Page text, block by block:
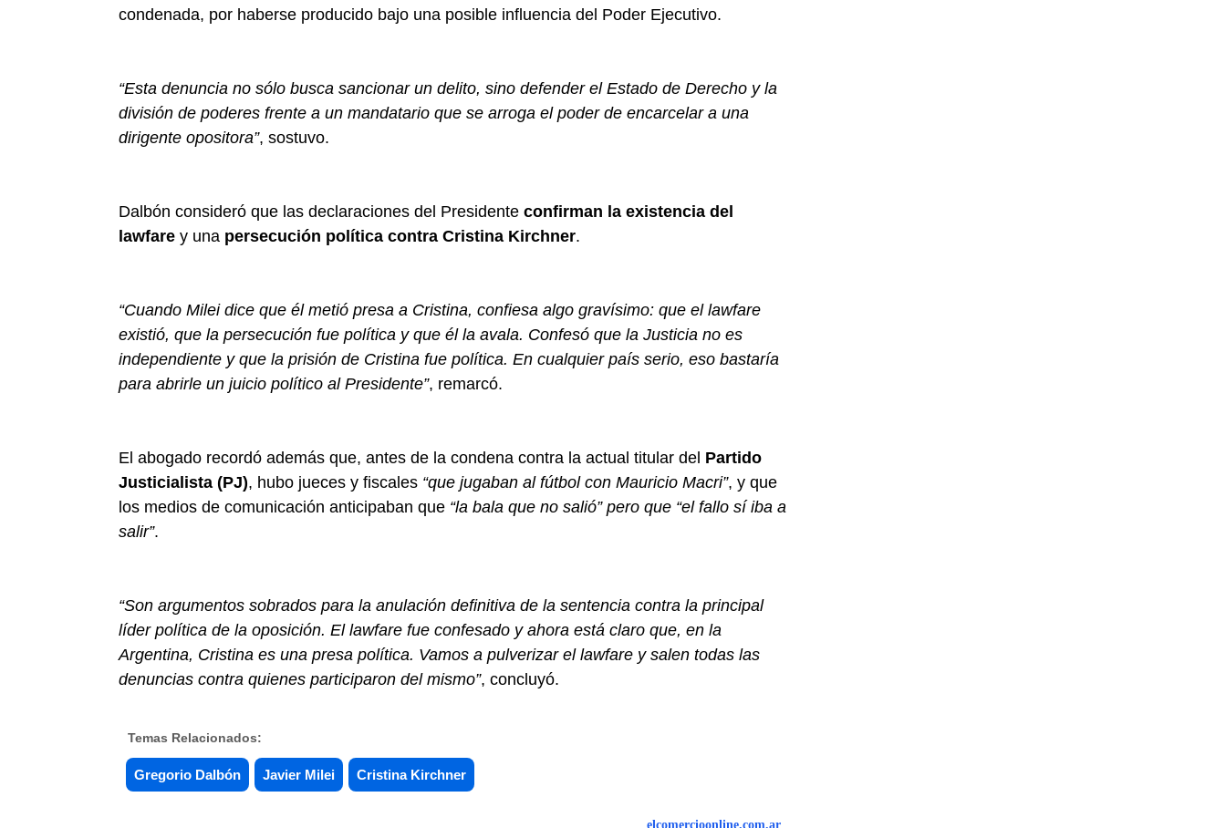
condenada, por haberse producido bajo una posible influencia del Poder Ejecutivo.
“Esta denuncia no sólo busca sancionar un delito, sino defender el Estado de Derecho y la
división de poderes frente a un mandatario que se arroga el poder de encarcelar a una
dirigente opositora”, sostuvo.
Dalbón consideró que las declaraciones del Presidente confirman la existencia del
lawfare y una persecución política contra Cristina Kirchner.
“Cuando Milei dice que él metió presa a Cristina, confiesa algo gravísimo: que el lawfare
existió, que la persecución fue política y que él la avala. Confesó que la Justicia no es
independiente y que la prisión de Cristina fue política. En cualquier país serio, eso bastaría
para abrirle un juicio político al Presidente”, remarcó.
El abogado recordó además que, antes de la condena contra la actual titular del Partido
Justicialista (PJ), hubo jueces y fiscales “que jugaban al fútbol con Mauricio Macri”, y que
los medios de comunicación anticipaban que “la bala que no salió” pero que “el fallo sí iba a
salir”.
“Son argumentos sobrados para la anulación definitiva de la sentencia contra la principal
líder política de la oposición. El lawfare fue confesado y ahora está claro que, en la
Argentina, Cristina es una presa política. Vamos a pulverizar el lawfare y salen todas las
denuncias contra quienes participaron del mismo”, concluyó.
Temas Relacionados:
Gregorio Dalbón Javier Milei Cristina Kirchner
elcomercioonline.com.ar